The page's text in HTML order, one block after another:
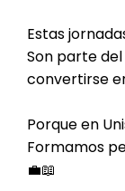
Estas
Son parte
convertirse
Porque en
Formamos
💼📖